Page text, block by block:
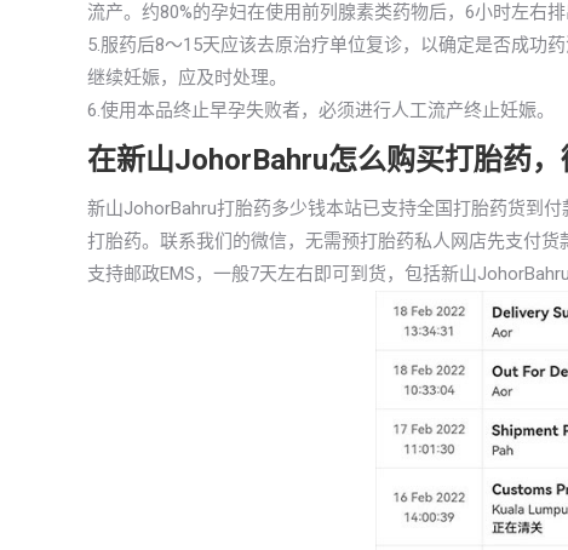
流产。约80%的孕妇在使用前列腺素类药物后，6小时左右
5.服药后8～15天应该去原治疗单位复诊，以确定是否成功
继续妊娠，应及时处理。
6.使用本品终止早孕失败者，必须进行人工流产终止妊娠。
在新山JohorBahru怎么购买打胎药
新山JohorBahru打胎药多少钱本站已支持全国打胎药货到
打胎药。联系我们的微信，无需预打胎药私人网店先支付
支持邮政EMS，一般7天左右即可到货，包括新山JohorBahru